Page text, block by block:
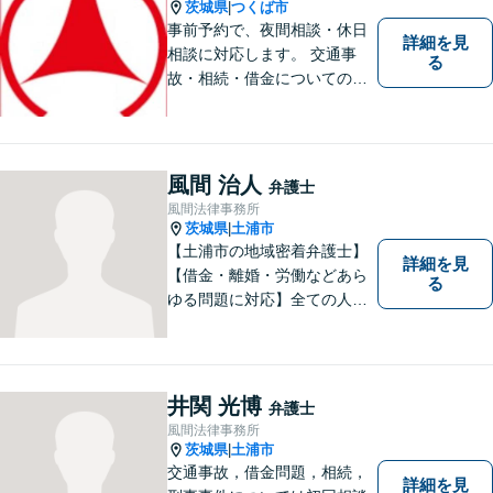
茨城県|つくば市
事前予約で、夜間相談・休日
相談に対応します。 交通事
故・相続・借金についてのご
い。
詳細を見
る
風間 治人 弁護士
風間法律事務所
茨城県| 土浦市
【土浦市の地域密着弁護士】
【借金・離婚・労働などあら
ゆる問題に対応】全ての人へ
の将来を見据えた、納得の解
決を目指します。まずはお気
軽にご相談ください。【駐車
場有】
詳細を見
る
井関 光博 弁護士
風間法律事務所
茨城県| 土浦市
交通事故，借金問題，相続，
詳細を見